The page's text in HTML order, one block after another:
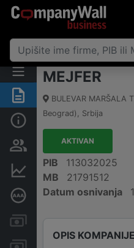
Rezime
Osnovni podaci
Vlasnička struktura
Dubinska bonitetna
Kreditni limit kompanije
MEJFER
BULEVAR MARŠALA
Beograd) , Srbija
AKTIVAN
PIB
113032025
MB
21791512
Datum osnivanja
OPIS KOMPANIJE